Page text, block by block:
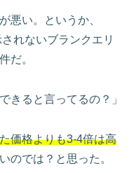
悪い。というか、
れないブランクエリ
だ。
きると言ってるの？」
価格よりも3-4倍は高
のでは？と思った。